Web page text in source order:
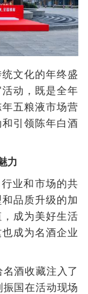
文化的年终盛
动，既是全年
五粮液市场营
引领陈年白酒
力
业和市场的共
品质升级的加
成为美好生活
成为名酒企业
酒收藏注入了
国在活动现场